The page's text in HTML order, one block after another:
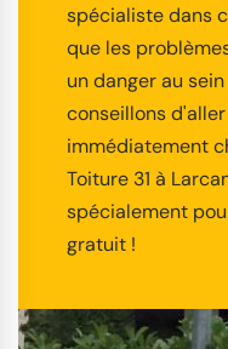
spécialiste dans
que les
un danger au
conseillons
immédiatement
Toiture 31 à
spécialement
gratuit !